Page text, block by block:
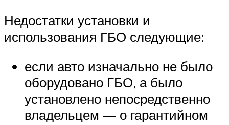
Недостатки установки и
использования ГБО следующие:
если авто изначально не было
оборудовано ГБО, а было
установлено непосредственно
владельцем — о гарантийном